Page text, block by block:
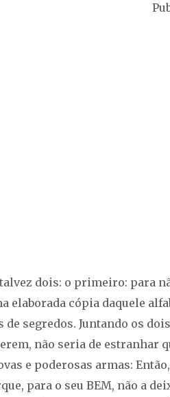
dois: o primeiro: para
elaborada cópia daquele
de segredos. Juntando os
não seria de estranhar
e poderosas armas:
para o seu BEM, não a